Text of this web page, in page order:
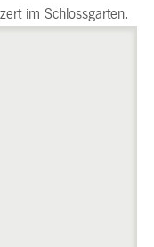
im Schlossgarten.